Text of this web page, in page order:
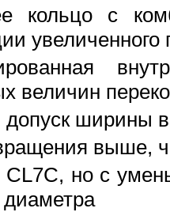
кольцо с
увеличенного
величин
ширины
выше,
CL7C, но с
диаметра